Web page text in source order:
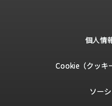
個人情
Cookie（クッキ
ソー